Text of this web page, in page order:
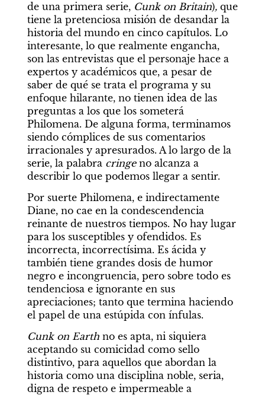
de una primera serie, Cunk on Britain), que
tiene la pretenciosa misión de desandar la
historia del mundo en cinco capítulos. Lo
interesante, lo que realmente engancha,
son las entrevistas que el personaje hace a
expertos y académicos que, a pesar de
saber de qué se trata el programa y su
enfoque hilarante, no tienen idea de las
preguntas a los que los someterá
Philomena. De alguna forma, terminamos
siendo cómplices de sus comentarios
irracionales y apresurados. A lo largo de la
serie, la palabra cringe no alcanza a
describir lo que podemos llegar a sentir.
Por suerte Philomena, e indirectamente
Diane, no cae en la condescendencia
reinante de nuestros tiempos. No hay lugar
para los susceptibles y ofendidos. Es
incorrecta, incorrectísima. Es ácida y
también tiene grandes dosis de humor
negro e incongruencia, pero sobre todo es
tendenciosa e ignorante en sus
apreciaciones; tanto que termina haciendo
el papel de una estúpida con ínfulas.
Cunk on Earth no es apta, ni siquiera
aceptando su comicidad como sello
distintivo, para aquellos que abordan la
historia como una disciplina noble, seria,
digna de respeto e impermeable a